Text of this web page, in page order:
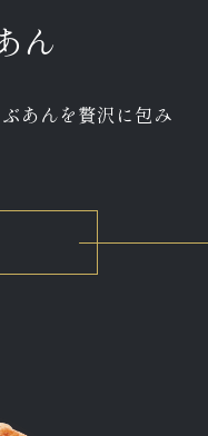
ん
あんを贅沢に包み